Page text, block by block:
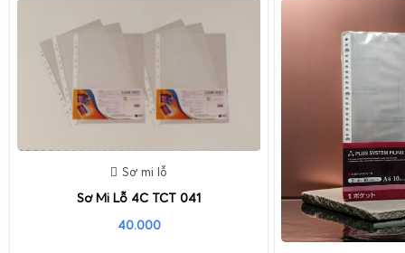
Sơ mi lỗ
Sơ Mi Lỗ 4C TCT 041
40.000